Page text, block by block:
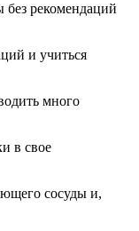
без рекомендаций
и учиться
много
в свое
сосуды и,